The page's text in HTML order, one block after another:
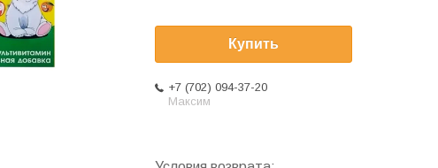
Купить
+7 (702) 094-37-20
Максим